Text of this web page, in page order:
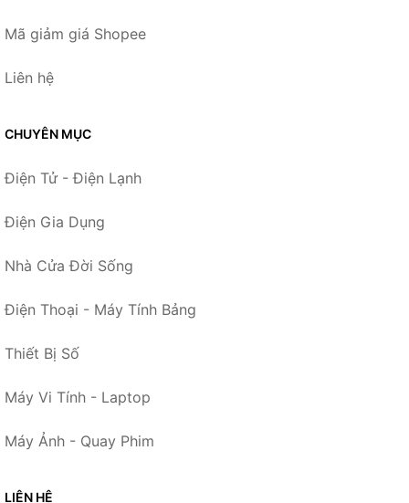
Mã giảm giá Shopee
Liên hệ
CHUYÊN MỤC
Điện Tử - Điện Lạnh
Điện Gia Dụng
Nhà Cửa Đời Sống
Điện Thoại - Máy Tính Bảng
Thiết Bị Số
Máy Vi Tính - Laptop
Máy Ảnh - Quay Phim
LIÊN HỆ